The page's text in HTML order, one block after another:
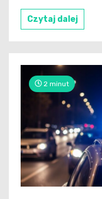
Czytaj dalej
2 minut